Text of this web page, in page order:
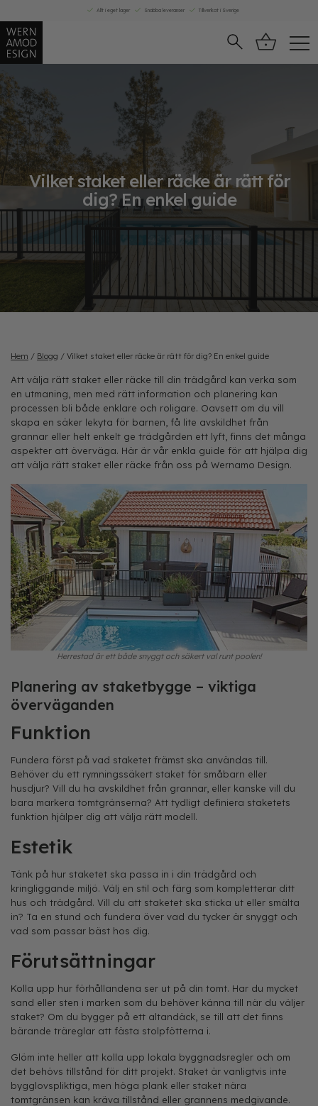
to
content
Allt i eget lager Snabba leveranser Tillverkat i Sverige
Vilket staket eller räcke är rätt för
dig? En enkel guide
Hem / Blogg / Vilket staket eller räcke är rätt för dig? En enkel guide
Att välja rätt staket eller räcke till din trädgård kan verka som
en utmaning, men med rätt information och planering kan
processen bli både enklare och roligare. Oavsett om du vill
skapa en säker lekyta för barnen, få lite avskildhet från
grannar eller helt enkelt ge trädgården ett lyft, finns det många
aspekter att överväga. Här är vår enkla guide för att hjälpa dig
att välja rätt staket eller räcke från oss på Wernamo Design.
Herrestad är ett både snyggt och säkert val runt poolen!
Planering av staketbygge – viktiga
överväganden
Funktion
Fundera först på vad staketet främst ska användas till.
Behöver du ett rymningssäkert staket för småbarn eller
husdjur? Vill du ha avskildhet från grannar, eller kanske vill du
bara markera tomtgränserna? Att tydligt definiera staketets
funktion hjälper dig att välja rätt modell.
Estetik
Tänk på hur staketet ska passa in i din trädgård och
kringliggande miljö. Välj en stil och färg som kompletterar ditt
hus och trädgård. Vill du att staketet ska sticka ut eller smälta
in? Ta en stund och fundera över vad du tycker är snyggt och
vad som passar bäst hos dig.
Förutsättningar
Kolla upp hur förhållandena ser ut på din tomt. Har du mycket
sand eller sten i marken som du behöver känna till när du väljer
staket? Om du bygger på ett altandäck, se till att det finns
bärande träreglar att fästa stolpfötterna i.
Glöm inte heller att kolla upp lokala byggnadsregler och om
det behövs tillstånd för ditt projekt. Staket är vanligtvis inte
bygglovspliktiga, men höga plank eller staket nära
tomtgränsen kan kräva tillstånd eller grannens medgivande.